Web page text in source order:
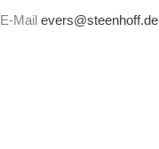
E-Mail evers@steenhoff.de